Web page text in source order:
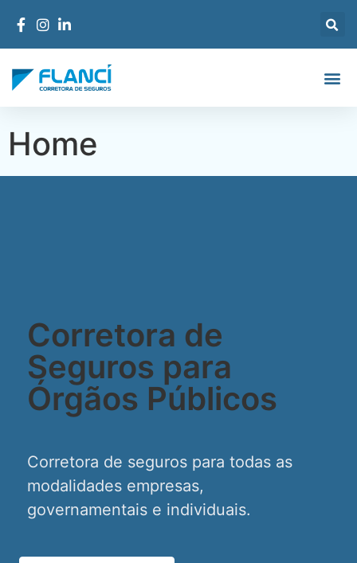
Home
Corretora de
Seguros para
Órgãos Públicos
Corretora de seguros para todas as
modalidades empresas,
governamentais e individuais.